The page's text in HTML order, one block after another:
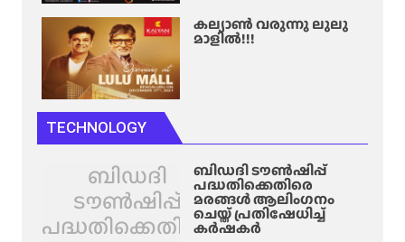
കല്യാൺ വരുന്നു ലുലു
മാളിൽ!!!
TECHNOLOGY
ബിഡദി
ടൗൺഷിപ്പ്
പദ്ധതിക്കെതിരെ
ബിഡദി ടൗൺഷിപ്പ്
പദ്ധതിക്കെതിരെ
മരങ്ങൾ ആലിം​ഗനം
ചെയ്ത് പ്രതിഷേധിച്ച്
കർഷകർ